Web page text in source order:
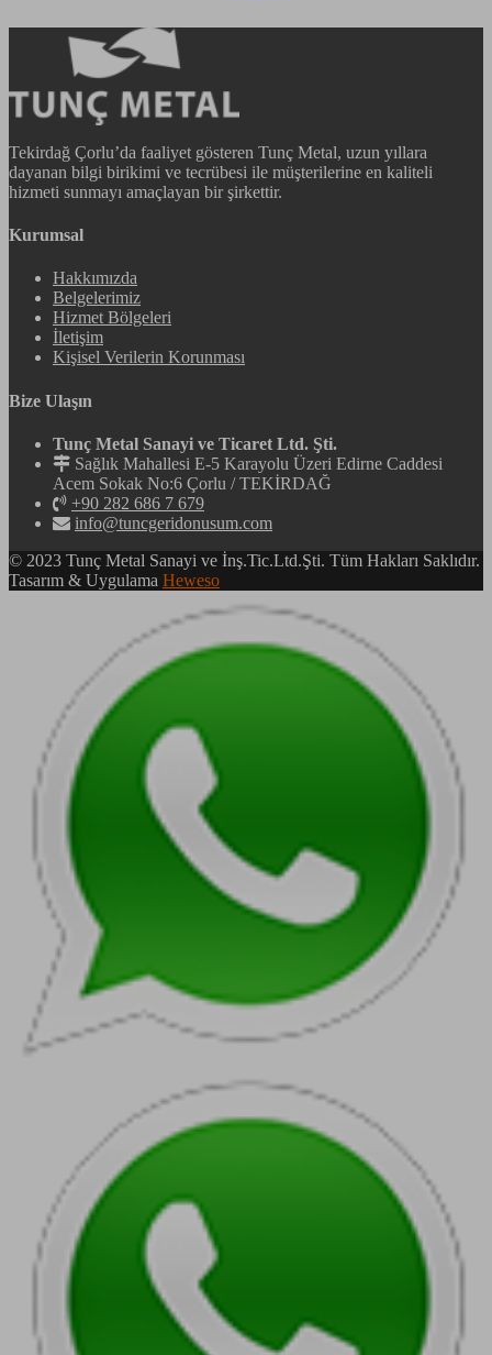
Tekirdağ Çorlu’da faaliyet gösteren Tunç Metal, uzun yıllara
dayanan bilgi birikimi ve tecrübesi ile müşterilerine en kaliteli
hizmeti sunmayı amaçlayan bir şirkettir.
Kurumsal
Hakkımızda
Belgelerimiz
Hizmet Bölgeleri
İletişim
Kişisel Verilerin Korunması
Bize Ulaşın
Tunç Metal Sanayi ve Ticaret Ltd. Şti.
Sağlık Mahallesi E-5 Karayolu Üzeri Edirne Caddesi
Acem Sokak No:6 Çorlu / TEKİRDAĞ
+90 282 686 7 679
info@tuncgeridonusum.com
© 2023 Tunç Metal Sanayi ve İnş.Tic.Ltd.Şti. Tüm Hakları Saklıdır.
Tasarım & Uygulama Heweso